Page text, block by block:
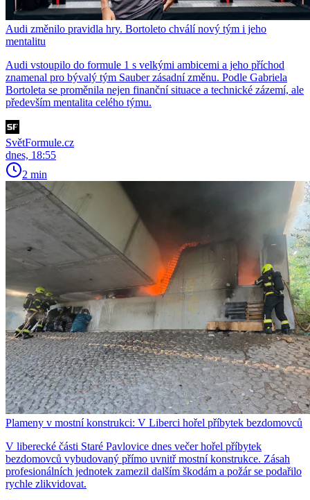
Audi změnilo pravidla hry. Bortoleto chválí nový tým i jeho
mentalitu
Audi vstoupilo do formule 1 s velkými ambicemi a jeho příchod
znamenal pro bývalý tým Sauber zásadní změnu. Podle Gabriela
Bortoleta se proměnila nejen finanční situace a technické zázemí, ale
především mentalita celého týmu.
SvětFormule.cz
dnes, 18:55
2 min
Plameny v mostní konstrukci: V Liberci hořel příbytek bezdomovců
V liberecké části Staré Pavlovice dnes večer hořel příbytek
bezdomovců vybudovaný přímo uvnitř mostní konstrukce. Zásah
profesionálních jednotek zamezil dalším škodám a požár se podařilo
rychle zlikvidovat.